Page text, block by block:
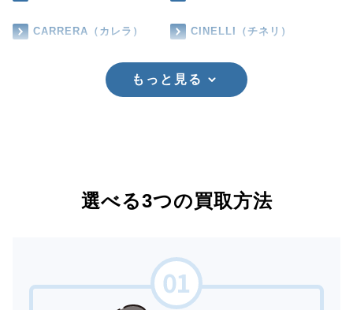
CARRERA（カレラ） CINELLI（チネリ）
もっと見る
選べる3つの買取方法